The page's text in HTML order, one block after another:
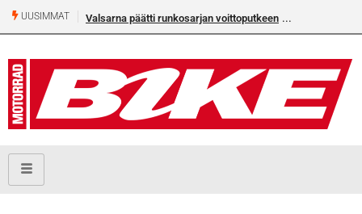
UUSIMMAT Valsarna päätti runkosarjan voittoputkeen